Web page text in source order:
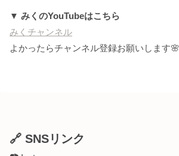
▼ みくのYouTubeはこちら
みくチャンネル
よかったらチャンネル登録お願いします🌸
🔗 SNSリンク